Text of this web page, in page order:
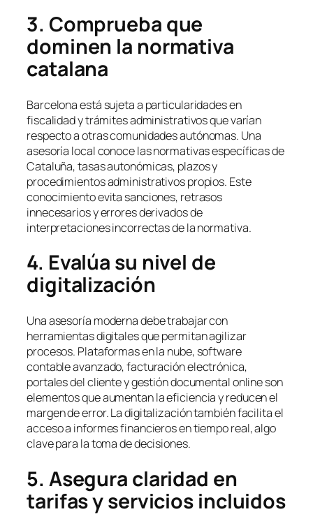
3. Comprueba que
dominen la normativa
catalana
Barcelona está sujeta a particularidades en
fiscalidad y trámites administrativos que varían
respecto a otras comunidades autónomas. Una
asesoría local conoce las normativas específicas de
Cataluña, tasas autonómicas, plazos y
procedimientos administrativos propios. Este
conocimiento evita sanciones, retrasos
innecesarios y errores derivados de
interpretaciones incorrectas de la normativa.
4. Evalúa su nivel de
digitalización
Una asesoría moderna debe trabajar con
herramientas digitales que permitan agilizar
procesos. Plataformas en la nube, software
contable avanzado, facturación electrónica,
portales del cliente y gestión documental online son
elementos que aumentan la eficiencia y reducen el
margen de error. La digitalización también facilita el
acceso a informes financieros en tiempo real, algo
clave para la toma de decisiones.
5. Asegura claridad en
tarifas y servicios incluidos